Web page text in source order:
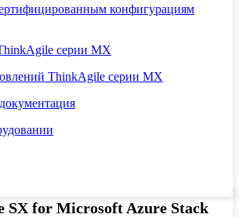
конфигурациям
серии MX
ThinkAgile серии MX
SX for Microsoft Azure Stack